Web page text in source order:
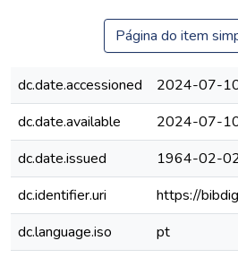
Página do item
dc.date.accessioned
2024-07-
dc.date.available
2024-07-
dc.date.issued
1964-02-
dc.identifier.uri
https://
dc.language.iso
pt